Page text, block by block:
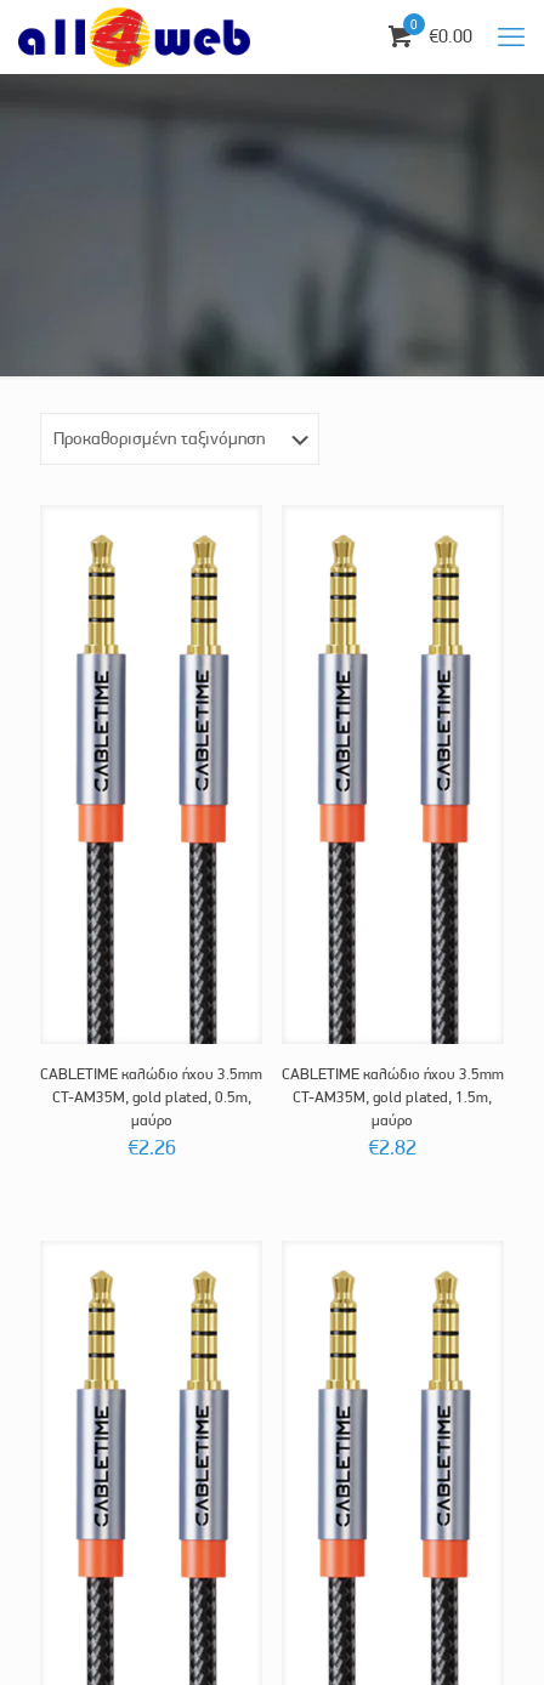
0 €0.00
CABLETIME καλώδιο ήχου 3.5mm
CT-AM35M, gold plated, 0.5m,
μαύρο
€2.26
CABLETIME καλώδιο ήχου 3.5mm
CT-AM35M, gold plated, 1.5m,
μαύρο
€2.82